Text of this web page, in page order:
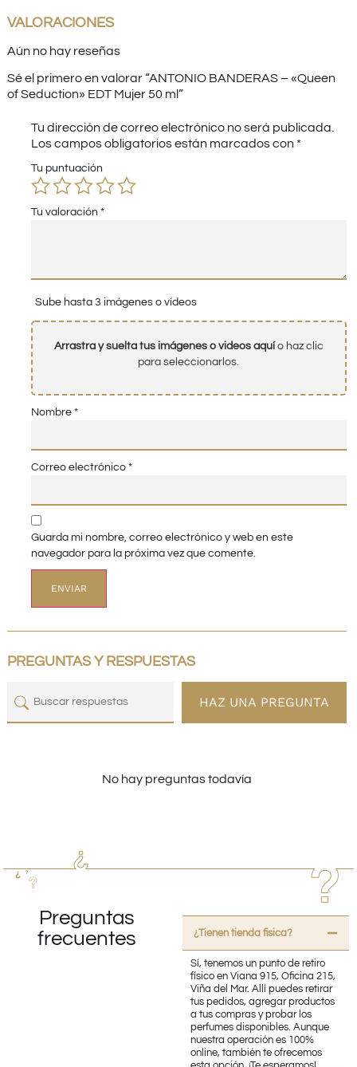
VALORACIONES
Aún no hay reseñas
Sé el primero en valorar “ANTONIO BANDERAS – «Queen
of Seduction» EDT Mujer 50 ml”
Tu dirección de correo electrónico no será publicada.
Los campos obligatorios están marcados con *
Tu puntuación
Tu valoración *
Sube hasta 3 imágenes o vídeos
Arrastra y suelta tus imágenes o videos aquío haz clic
para seleccionarlos.
Nombre *
Correo electrónico *
Guarda mi nombre, correo electrónico y web en este
navegador para la próxima vez que comente.
PREGUNTAS Y RESPUESTAS
HAZ UNA PREGUNTA
No hay preguntas todavía
Preguntas
frecuentes
¿Tienen tienda fisica?
Sí, tenemos un punto de retiro
físico en Viana 915, Oficina 215,
Viña del Mar. Allí puedes retirar
tus pedidos, agregar productos
a tus compras y probar los
perfumes disponibles. Aunque
nuestra operación es 100%
online, también te ofrecemos